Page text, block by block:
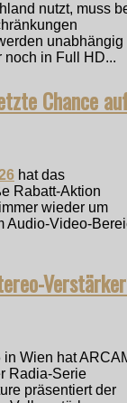
nutzt, muss
unabhängig
noch in Full HD...
Chance
hat das
Rabatt-Aktion
wieder um
Audio-Video-
in Wien hat
Radia-Serie
präsentiert der